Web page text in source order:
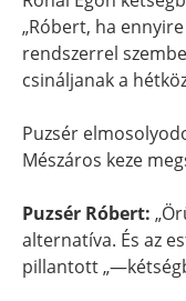
„Róbert, ha
rendszerrel
csináljanak a
Puzsér
Mészáros keze
Puzsér Róbert:
alternatíva. És az
pillantott